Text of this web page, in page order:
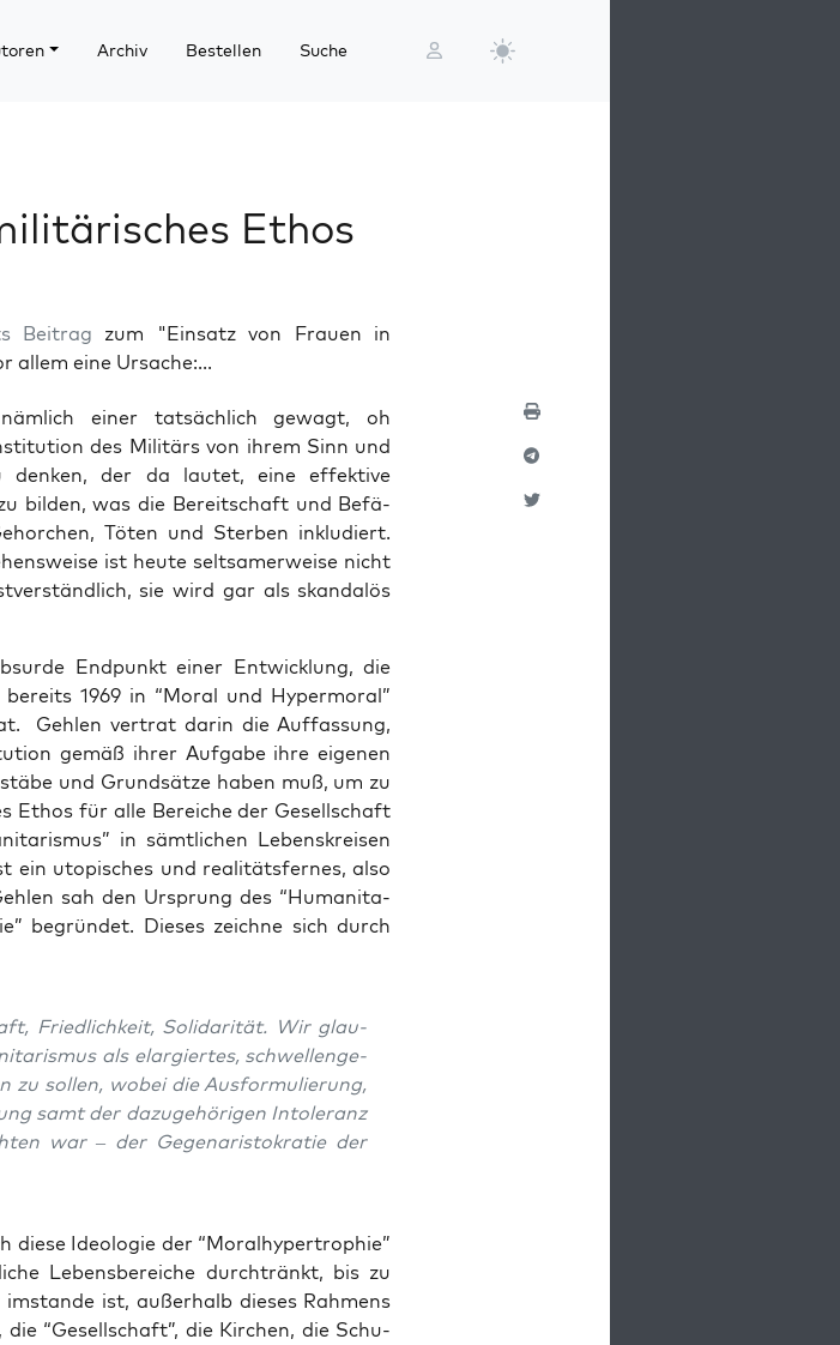
Archiv Bestellen Suche
Ethos
Beitrag zum "Einsatz von Frauen in
allem eine Ursache:...
einer tat­säch­lich gewagt, oh
des Mili­tärs von ihrem Sinn und
den­ken, der da lau­tet, eine effek­ti­ve
bil­den, was die Bereit­schaft und Befä­
Töten und Ster­ben inklu­diert.
ist heu­te selt­sa­mer­wei­se nicht
sie wird gar als skan­da­lös
End­punkt einer Ent­wick­lung, die
1969 in “Moral und Hyper­mo­ral”
Geh­len ver­trat dar­in die Auf­fas­sung,
gemäß ihrer Auf­ga­be ihre eige­nen
und Grund­sät­ze haben muß, um zu
Ethos für alle Berei­che der Gesell­schaft
in sämt­li­chen Lebens­krei­sen
ein uto­pi­sches und rea­li­täts­fer­nes, also
sah den Ursprung des “Huma­ni­ta­
begrün­det. Die­ses zeich­ne sich durch
Fried­lich­keit, Soli­da­ri­tät. Wir glau­
als elar­gier­tes, schwel­len­ge­
zu sol­len, wobei die Aus­for­mu­lie­rung,
samt der dazu­ge­hö­ri­gen Into­le­ranz
war – der Gegen­aris­to­kra­tie der
die­se Ideo­lo­gie der “Moral­hy­per­tro­phie”
Lebens­be­rei­che durch­tränkt, bis zu
ist, außer­halb die­ses Rah­mens
“Gesell­schaft”, die Kir­chen, die Schu­